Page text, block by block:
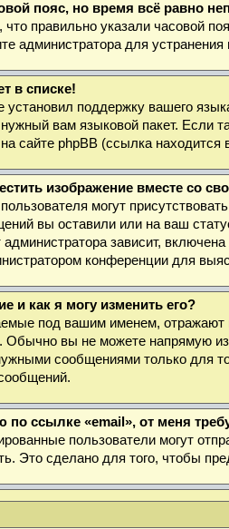
пояс, но время всё равно
правильно указали часовой
администратора для
в списке!
установил поддержку вашего
вам языковой пакет. Если
сайте phpBB (ссылка находится
изображение вместе со
могут
вы оставили или на ваш
зависит,
конференции для
и как я могу изменить его?
под вашим именем, отражают
Обычно вы не можете напрямую
сообщениями только для
по ссылке «email», от меня
пользователи могут
Это сделано для того, чтобы